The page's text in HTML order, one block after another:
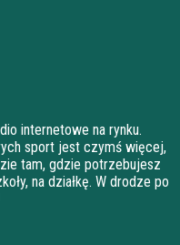
internetowe na rynku.
sport jest czymś więcej,
tam, gdzie potrzebujesz
na działkę. W drodze po